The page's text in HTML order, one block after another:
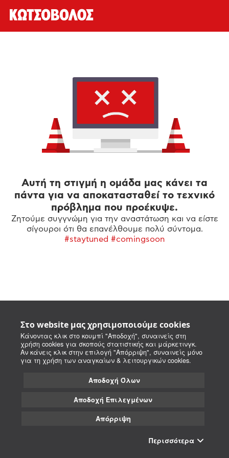
Στο website μας χρησιμοποιούμε cookies
Κάνοντας κλικ στο κουμπί "Αποδοχή", συναινείς στη
χρήση cookies για σκοπούς στατιστικής και μάρκετινγκ.
Αν κάνεις κλικ στην επιλογή "Απόρριψη", συναινείς μόνο
για τη χρήση των αναγκαίων & λειτουργικών cookies.
Αποδοχή Όλων
Αποδοχή Επιλεγμένων
Απόρριψη
Περισσότερα
Αυτή τη στιγμή η ομάδα μας κάνει τα
πάντα για να αποκατασταθεί το τεχνικό
πρόβλημα που προέκυψε.
Ζητούμε συγγνώμη για την αναστάτωση και να είστε
σίγουροι ότι θα επανέλθουμε πολύ σύντομα.
#staytuned #comingsoon